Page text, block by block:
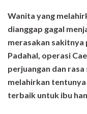
Wanita yang
dianggap gagal
merasakan sakitnya
Padahal, operasi
perjuangan dan
melahirkan
terbaik untuk ibu